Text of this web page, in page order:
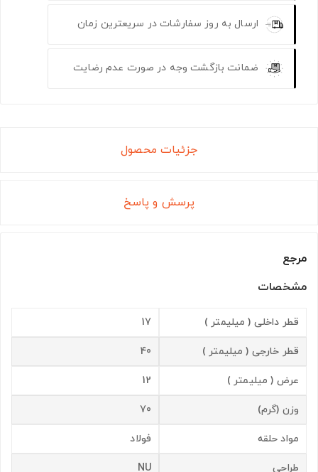
ارسال به روز سفارشات در سریعترین زمان
ضمانت بازگشت وجه در صورت عدم رضایت
جزئیات محصول
پرسش و پاسخ
مرجع
مشخصات
قطر داخلی ( میلیمتر ) 17
قطر خارجی ( میلیمتر ) 40
عرض ( میلیمتر ) 12
وزن (گرم) 70
مواد حلقه فولاد
طراحی NU